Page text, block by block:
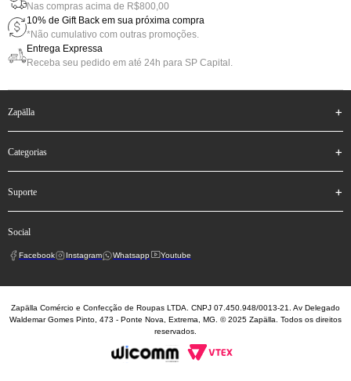
Nas compras acima de R$800,00
10% de Gift Back em sua próxima compra
*Não cumulativo com outras promoções.
Entrega Expressa
Receba seu pedido em até 24h para SP Capital.
zapälla
categorias
suporte
social
Facebook Instagram Whatsapp Youtube
Zapälla Comércio e Confecção de Roupas LTDA. CNPJ 07.450.948/0013-21. Av Delegado
Waldemar Gomes Pinto, 473 - Ponte Nova, Extrema, MG. © 2025 Zapälla. Todos os direitos
reservados.